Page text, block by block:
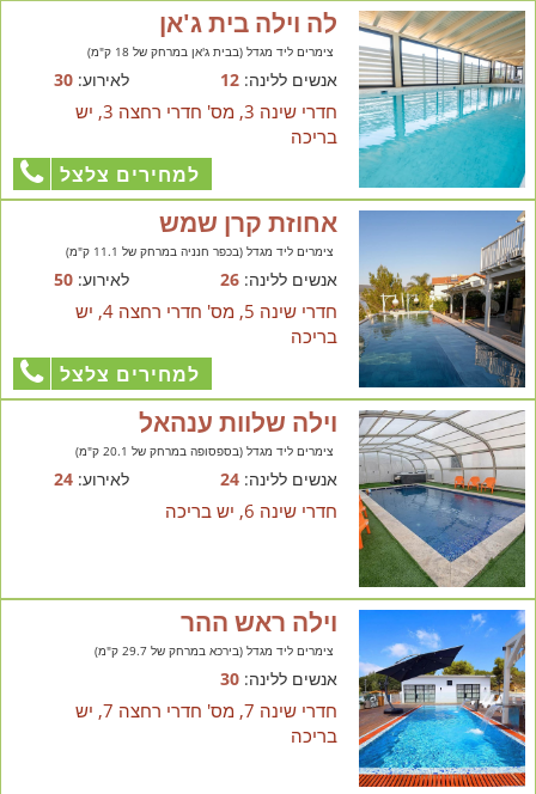
לה וילה בית ג'אן
צימרים ליד מגדל (בבית ג'אן במרחק של 18 ק"מ)
אנשים ללינה:12 לאירוע:30
חדרי שינה 3, מס' חדרי רחצה 3, יש
בריכה
למחירים צלצל
אחוזת קרן שמש
צימרים ליד מגדל (בכפר חנניה במרחק של 11.1 ק"מ)
אנשים ללינה:26 לאירוע:50
חדרי שינה 5, מס' חדרי רחצה 4, יש
בריכה
למחירים צלצל
וילה שלוות ענהאל
צימרים ליד מגדל (בספסופה במרחק של 20.1 ק"מ)
אנשים ללינה:24 לאירוע:24
חדרי שינה 6, יש בריכה
וילה ראש ההר
צימרים ליד מגדל (בירכא במרחק של 29.7 ק"מ)
אנשים ללינה:30
חדרי שינה 7, מס' חדרי רחצה 7, יש
בריכה